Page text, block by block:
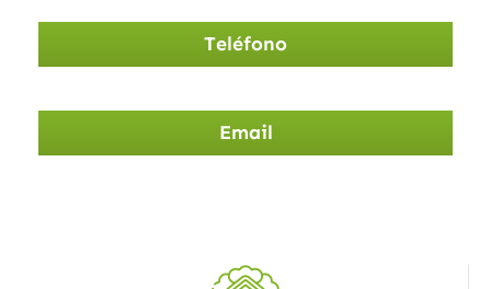
Teléfono
Email